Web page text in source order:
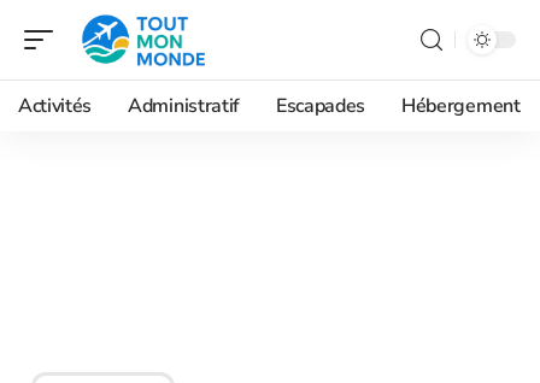
Activités Administratif Escapades Hébergement